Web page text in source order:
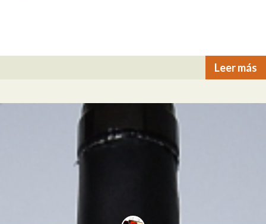
Leer más